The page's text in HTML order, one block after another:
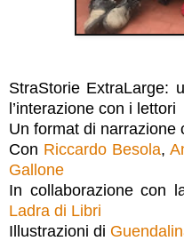
StraStorie ExtraLarge:
l’interazione con i lettori
Un format di narrazione
Con Riccardo Besola,
Gallone
In collaborazione con
Ladra di Libri
Illustrazioni di